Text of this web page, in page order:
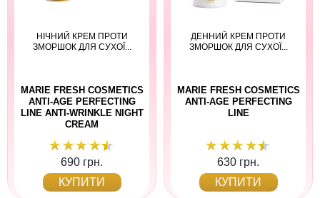
НІЧНИЙ КРЕМ ПРОТИ
ЗМОРШОК ДЛЯ СУХОЇ...
MARIE FRESH COSMETICS
ANTI-AGE PERFECTING
LINE ANTI-WRINKLE NIGHT
CREAM
690 грн.
КУПИТИ
ДЕННИЙ КРЕМ ПРОТИ
ЗМОРШОК ДЛЯ СУХОЇ...
MARIE FRESH COSMETICS
ANTI-AGE PERFECTING
LINE
630 грн.
КУПИТИ